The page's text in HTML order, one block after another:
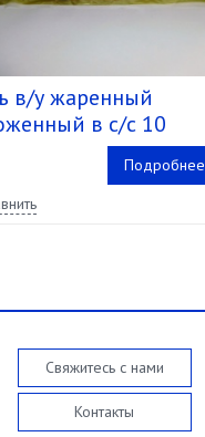
в/у жаренный
в с/с 10
Китай кор. 10 кг
Подробнее
Свяжитесь с нами
Контакты